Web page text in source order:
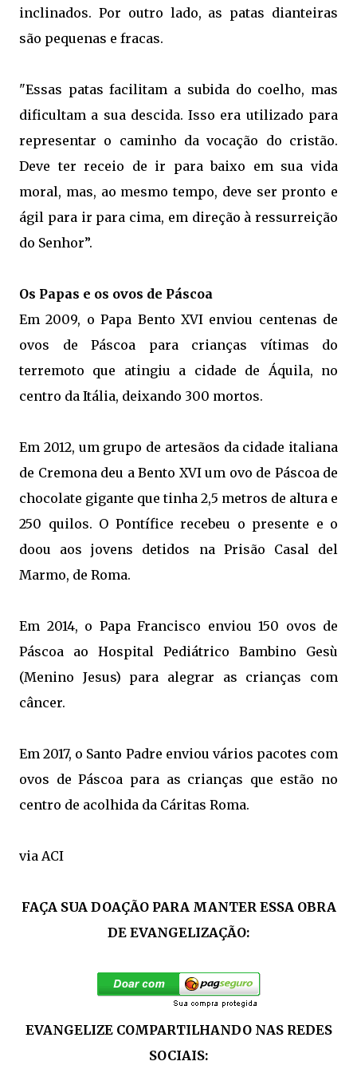
inclinados. Por outro lado, as patas dianteiras
são pequenas e fracas.
"Essas patas facilitam a subida do coelho, mas
dificultam a sua descida. Isso era utilizado para
representar o caminho da vocação do cristão.
Deve ter receio de ir para baixo em sua vida
moral, mas, ao mesmo tempo, deve ser pronto e
ágil para ir para cima, em direção à ressurreição
do Senhor”.
Os Papas e os ovos de Páscoa
Em 2009, o Papa Bento XVI enviou centenas de
ovos de Páscoa para crianças vítimas do
terremoto que atingiu a cidade de Áquila, no
centro da Itália, deixando 300 mortos.
Em 2012, um grupo de artesãos da cidade italiana
de Cremona deu a Bento XVI um ovo de Páscoa de
chocolate gigante que tinha 2,5 metros de altura e
250 quilos. O Pontífice recebeu o presente e o
doou aos jovens detidos na Prisão Casal del
Marmo, de Roma.
Em 2014, o Papa Francisco enviou 150 ovos de
Páscoa ao Hospital Pediátrico Bambino Gesù
(Menino Jesus) para alegrar as crianças com
câncer.
Em 2017, o Santo Padre enviou vários pacotes com
ovos de Páscoa para as crianças que estão no
centro de acolhida da Cáritas Roma.
via ACI
FAÇA SUA DOAÇÃO PARA MANTER ESSA OBRA
DE EVANGELIZAÇÃO:
EVANGELIZE COMPARTILHANDO NAS REDES
SOCIAIS: